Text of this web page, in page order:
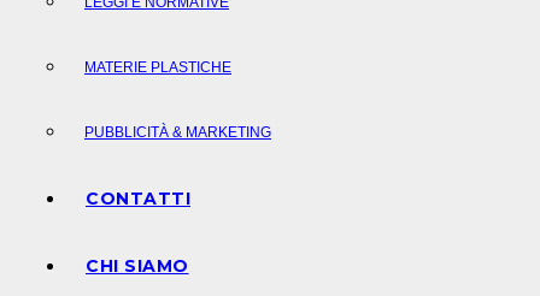
MATERIE PLASTICHE
PUBBLICITÀ & MARKETING
CONTATTI
CHI SIAMO